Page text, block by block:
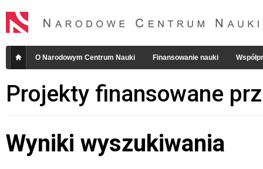
O Narodowym Centrum Nauki Finansowanie nauki
Projekty finansowane
Wyniki wyszukiwania